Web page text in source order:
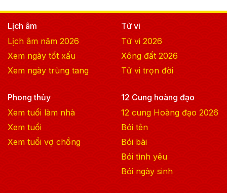
Lịch âm
Lịch âm năm 2026
Xem ngày tốt xấu
Xem ngày trùng tang
Tử vi
Tử vi 2026
Xông đất 2026
Tử vi trọn đời
Phong thủy
Xem tuổi làm nhà
Xem tuổi
Xem tuổi vợ chồng
12 Cung hoàng đạo
12 cung Hoàng đạo 2026
Bói tên
Bói bài
Bói tình yêu
Bói ngày sinh